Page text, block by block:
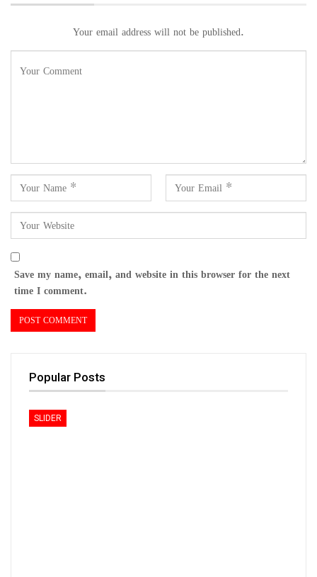
Your email address will not be published.
Save my name, email, and website in this browser for the next
time I comment.
Popular Posts
SLIDER